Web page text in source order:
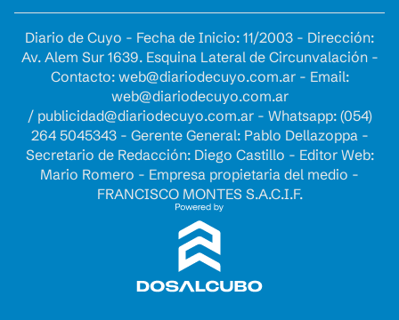
Diario de Cuyo - Fecha de Inicio: 11/2003 - Dirección:
Av. Alem Sur 1639. Esquina Lateral de Circunvalación -
Contacto: web@diariodecuyo.com.ar- Email:
web@diariodecuyo.com.ar
/ publicidad@diariodecuyo.com.ar- Whatsapp: (054)
264 5045343 - Gerente General: Pablo Dellazoppa -
Secretario de Redacción: Diego Castillo - Editor Web:
Mario Romero - Empresa propietaria del medio -
FRANCISCO MONTES S.A.C.I.F.